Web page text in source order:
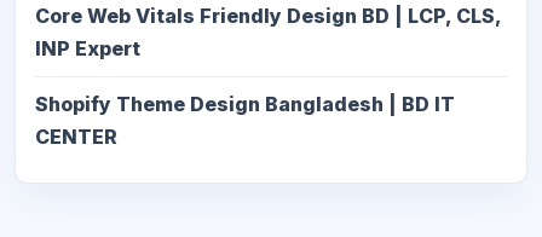
Core Web Vitals Friendly Design BD | LCP, CLS,
INP Expert
Shopify Theme Design Bangladesh | BD IT
CENTER